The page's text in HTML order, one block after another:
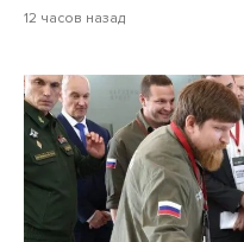
12 часов назад